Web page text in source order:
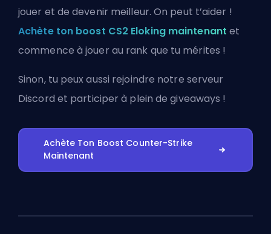
jouer et de devenir meilleur. On peut t’aider !
Achète ton boost CS2 Eloking maintenant et
commence à jouer au rank que tu mérites !
Sinon, tu peux aussi rejoindre notre serveur
Discord et participer à plein de giveaways !
Achète Ton Boost Counter-Strike
Maintenant